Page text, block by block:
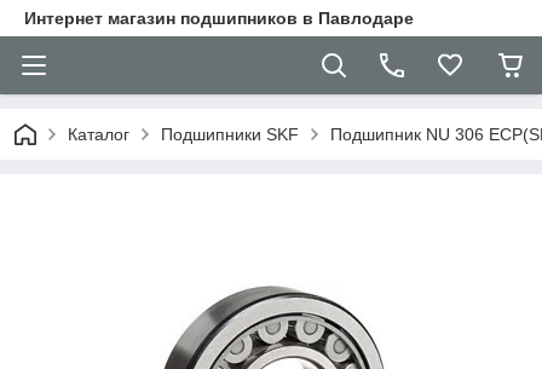
Интернет магазин подшипников в Павлодаре
Каталог Подшипники SKF Подшипник NU 306